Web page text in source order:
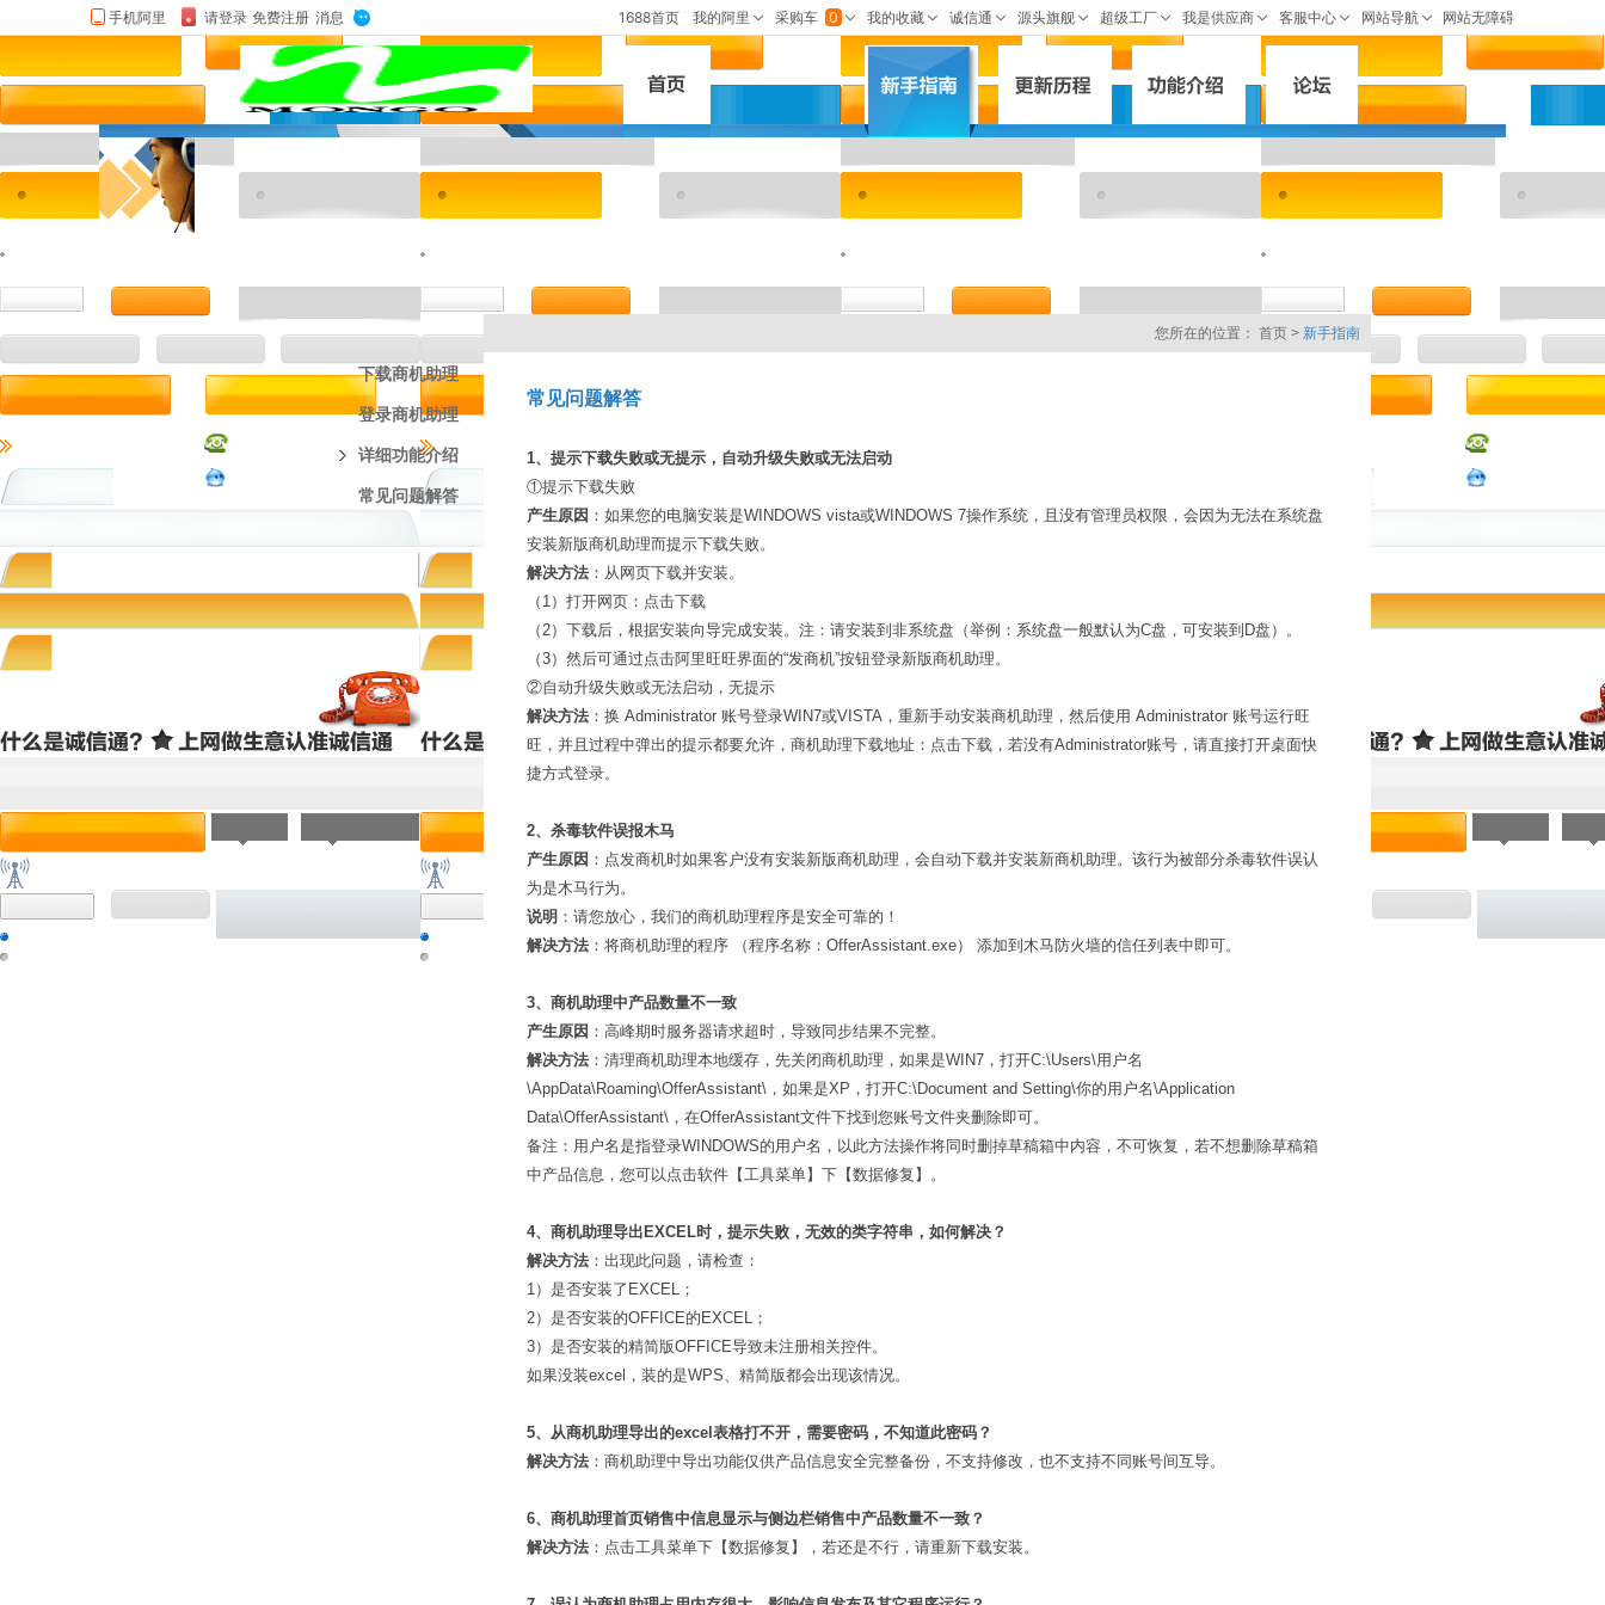
下载商机助理
登录商机助理
详细功能介绍
常见问题解答
您所在的位置： 首页 > 新手指南
常见问题解答
1、提示下载失败或无提示，自动升级失败或无法启动
①提示下载失败
产生原因 ：如果您的电脑安装是WINDOWS vista或WINDOWS 7操作系统，且没有管理员权限，会因为无法在系统盘
安装新版商机助理而提示下载失败。
解决方法 ：从网页下载并安装。
（1）打开网页：点击下载
（2）下载后，根据安装向导完成安装。注：请安装到非系统盘（举例：系统盘一般默认为C盘，可安装到D盘）。
（3）然后可通过点击阿里旺旺界面的“发商机”按钮登录新版商机助理。
②自动升级失败或无法启动，无提示
解决方法 ：换 Administrator 账号登录WIN7或VISTA，重新手动安装商机助理，然后使用 Administrator 账号运行旺
旺，并且过程中弹出的提示都要允许，商机助理下载地址：点击下载，若没有Administrator账号，请直接打开桌面快
捷方式登录。
2、杀毒软件误报木马
产生原因 ：点发商机时如果客户没有安装新版商机助理，会自动下载并安装新商机助理。该行为被部分杀毒软件误认
为是木马行为。
说明 ：请您放心，我们的商机助理程序是安全可靠的！
解决方法 ：将商机助理的程序 （程序名称：OfferAssistant.exe） 添加到木马防火墙的信任列表中即可。
3、商机助理中产品数量不一致
产生原因 ：高峰期时服务器请求超时，导致同步结果不完整。
解决方法 ：清理商机助理本地缓存，先关闭商机助理，如果是WIN7，打开C:\Users\用户名
\AppData\Roaming\OfferAssistant\，如果是XP，打开C:\Document and Setting\你的用户名\Application
Data\OfferAssistant\，在OfferAssistant文件下找到您账号文件夹删除即可。
备注：用户名是指登录WINDOWS的用户名，以此方法操作将同时删掉草稿箱中内容，不可恢复，若不想删除草稿箱
中产品信息，您可以点击软件【工具菜单】下【数据修复】。
4、商机助理导出EXCEL时，提示失败，无效的类字符串，如何解决？
解决方法 ：出现此问题，请检查：
1）是否安装了EXCEL；
2）是否安装的OFFICE的EXCEL；
3）是否安装的精简版OFFICE导致未注册相关控件。
如果没装excel，装的是WPS、精简版都会出现该情况。
5、从商机助理导出的excel表格打不开，需要密码，不知道此密码？
解决方法 ：商机助理中导出功能仅供产品信息安全完整备份，不支持修改，也不支持不同账号间互导。
6、商机助理首页销售中信息显示与侧边栏销售中产品数量不一致？
解决方法 ：点击工具菜单下【数据修复】，若还是不行，请重新下载安装。